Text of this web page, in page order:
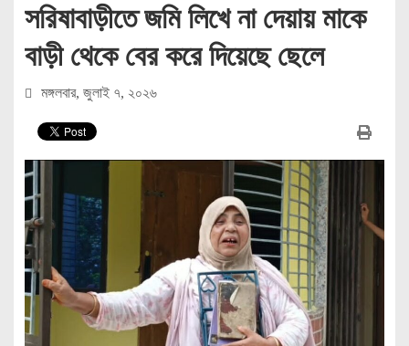
সরিষাবাড়ীতে জমি লিখে না দেয়ায় মাকে
বাড়ী থেকে বের করে দিয়েছে ছেলে
মঙ্গলবার, জুলাই ৭, ২০২৬